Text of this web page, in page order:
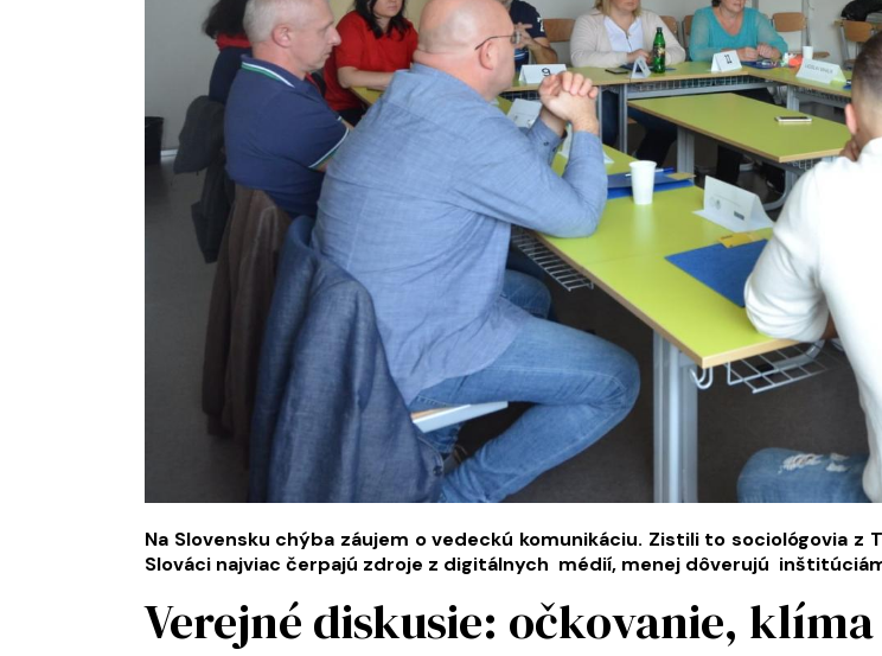
Na Slovensku chýba záujem o vedeckú komunikáciu. Zistili to sociológovia
Slováci najviac čerpajú zdroje z digitálnych médií, menej dôverujú
Verejné diskusie: očkovanie, klíma